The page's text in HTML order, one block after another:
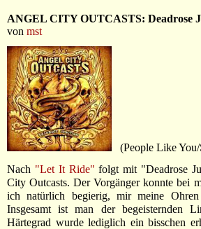
ANGEL CITY OUTCASTS: Deadrose
von mst
(People Like
Nach "Let It Ride" folgt mit "Deadrose
City Outcasts. Der Vorgänger konnte bei
ich natürlich begierig, mir meine
Insgesamt ist man der begeisternden
Härtegrad wurde lediglich ein bisschen